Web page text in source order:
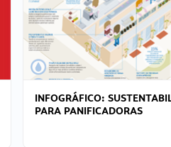
INFOGRÁFICO:
PARA PANIFICADORAS